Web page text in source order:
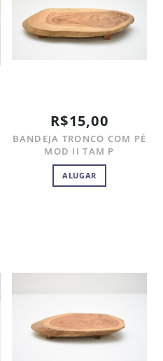
R$15,00
BANDEJA TRONCO COM PÉ
MOD II TAM P
ALUGAR